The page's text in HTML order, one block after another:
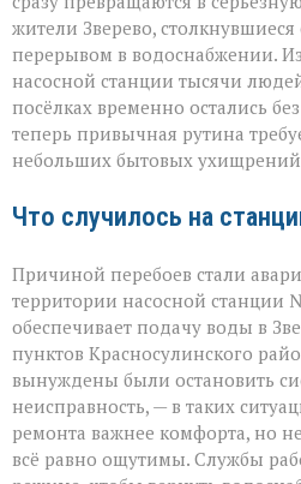
жители Зверево,
перерывом в водоснабжении.
насосной станции тысячи
посёлках временно остались
теперь привычная рутина
небольших бытовых
Что случилось на
Причиной перебоев стали
территории насосной
обеспечивает подачу воды в
пунктов Красносулинского
вынуждены были остановить
неисправность, — в таких
ремонта важнее комфорта, но
всё равно ощутимы. Службы